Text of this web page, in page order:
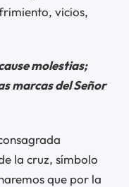
vicios,
molestias;
marcas del Señor
la cruz, símbolo
que por la